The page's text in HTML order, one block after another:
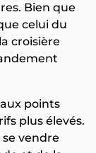
Bien que
celui du
croisière
points
plus élevés.
vendre